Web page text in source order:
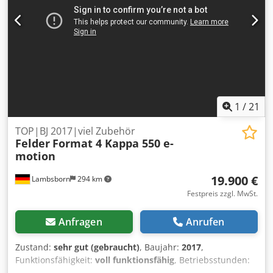
Achse: 3.720 mm Verfahrweg Y-Achse: 2.500 mm
Verfahrweg Z-Achse: 225 mm Werkstückbreite max.: 2.100
mm Werkstückhöhe max.: 85 mm Anzahl der Achsen: 3
1 /21
Lambsborn 294 km
TOP|BJ 2017|viel Zubehör
Felder Format 4 Kappa 550 e-
motion
19.900 €
Festpreis zzgl. MwSt.
Anfragen Anrufen
Zustand: sehr gut (gebraucht), Baujahr: 2017,
Funktionsfähigkeit: voll funktionsfähig, Betriebsstunden: